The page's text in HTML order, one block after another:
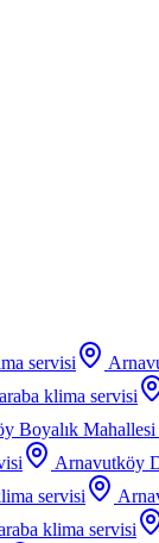
servisi
araba klima servisi
Boyalık Mahallesi
Arnavutköy
servisi
klima servisi